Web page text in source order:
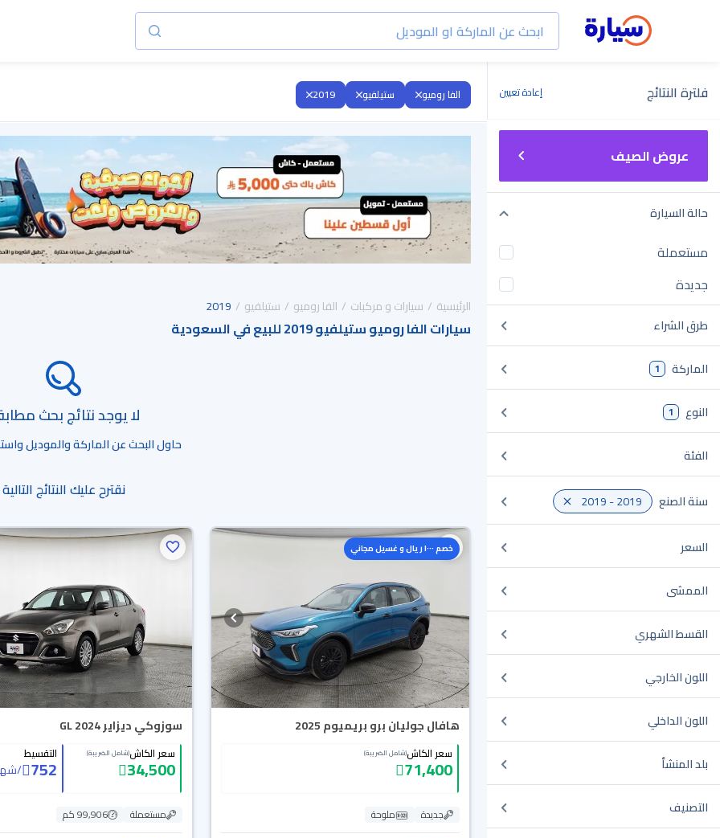
فلترة النتائج إعادة تعيين
عروض الصيف
حالة السيارة
مستعملة
جديدة
طرق الشراء
الماركة 1
النوع 1
الفئة
سنة الصنع 2019 - 2019
السعر
الممشى
القسط الشهري
اللون الخارجي
اللون الداخلي
بلد المنشأ
التصنيف
الفا روميو ستيلفيو 2019
الرئيسية سيارات و مركبات الفا روميو ستيلفيو 2019
سيارات الفا روميو ستيلفيو 2019 للبيع في السعودية
لا يوجد نتائج بحث
حاول البحث عن الماركة والموديل
نقترح عليك النتائج التالية
خصم ١٠٠٠ ريال و غسيل مجاني
هافال جوليان برو بريميوم 2025
سعر الكاش(شامل الضريبة)
71,400
جديدة
ملوحة
سوزوكي ديزاير GL 2024
سعر الكاش(شامل الضريبة)
34,500
التقسيط
752
/
مستعملة
99,906 كم